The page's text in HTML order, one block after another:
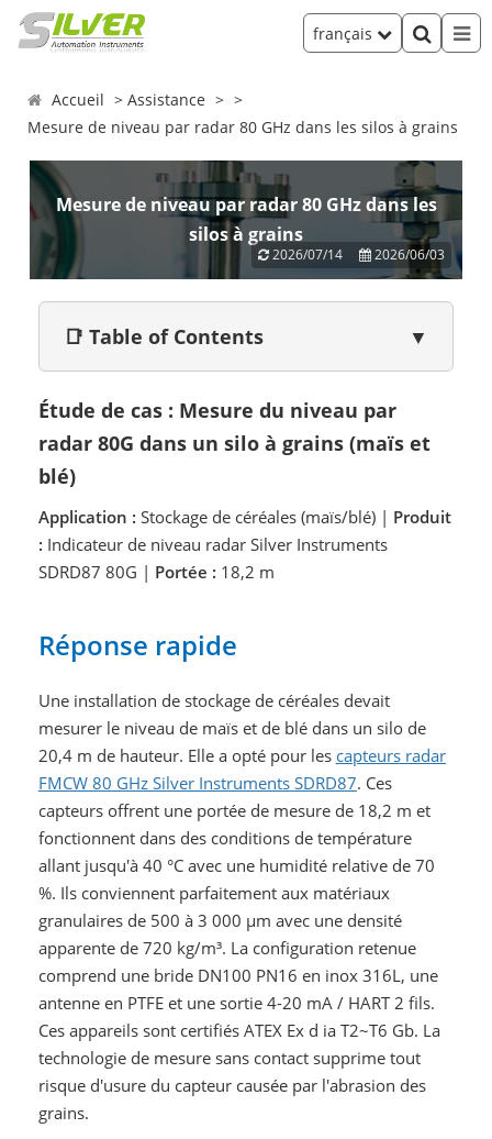
français
Accueil
Assistance
Mesure de niveau par radar 80 GHz dans les silos à grains
Mesure de niveau par radar 80 GHz dans les
silos à grains
2026/07/14 2026/06/03
📑 Table of Contents ▼
Étude de cas : Mesure du niveau par
radar 80G dans un silo à grains (maïs et
blé)
Application : Stockage de céréales (maïs/blé) | Produit
: Indicateur de niveau radar Silver Instruments
SDRD87 80G | Portée : 18,2 m
Réponse rapide
Une installation de stockage de céréales devait
mesurer le niveau de maïs et de blé dans un silo de
20,4 m de hauteur. Elle a opté pour les capteurs radar
FMCW 80 GHz Silver Instruments SDRD87. Ces
capteurs offrent une portée de mesure de 18,2 m et
fonctionnent dans des conditions de température
allant jusqu'à 40 °C avec une humidité relative de 70
%. Ils conviennent parfaitement aux matériaux
granulaires de 500 à 3 000 µm avec une densité
apparente de 720 kg/m³. La configuration retenue
comprend une bride DN100 PN16 en inox 316L, une
antenne en PTFE et une sortie 4-20 mA / HART 2 fils.
Ces appareils sont certifiés ATEX Ex d ia T2~T6 Gb. La
technologie de mesure sans contact supprime tout
risque d'usure du capteur causée par l'abrasion des
grains.